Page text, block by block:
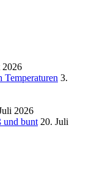
2026
Temperaturen 3.
2026
und bunt 20. Juli